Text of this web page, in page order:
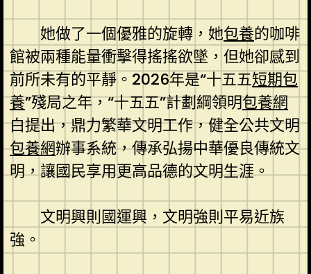
她做了一個優雅的旋轉，她包養的咖啡
館被兩種能量衝擊得搖搖欲墜，但她卻感到
前所未有的平靜。2026年是“十五五短期包
養”殘局之年，“十五五”計劃綱領明包養網
白提出，鼎力繁華文明工作，健全公共文明
包養網辦事系統，傳承弘揚中華優良傳統文
明，讓國民享用更高品德的文明生涯。
文明興則國運興，文明強則平易近族
強。